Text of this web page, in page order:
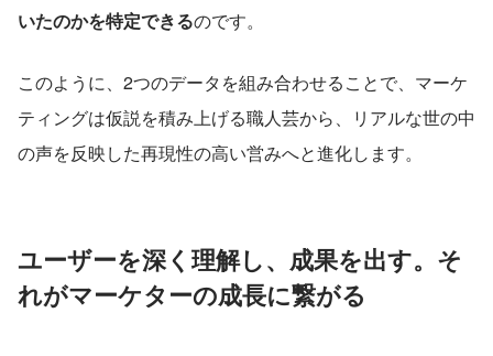
いたのかを特定できるのです。
このように、2つのデータを組み合わせることで、マーケ
ティングは仮説を積み上げる職人芸から、リアルな世の中
の声を反映した再現性の高い営みへと進化します。
ユーザーを深く理解し、成果を出す。そ
れがマーケターの成長に繋がる